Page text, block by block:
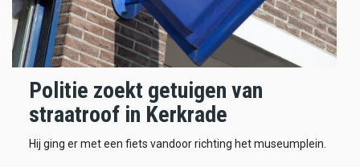
Politie zoekt getuigen van
straatroof in Kerkrade
Hij ging er met een fiets vandoor richting het museumplein.